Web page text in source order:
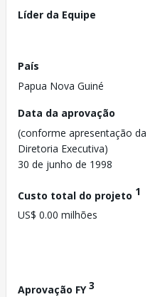
Líder da Equipe
País
Papua Nova Guiné
Data da aprovação
(conforme apresentação da
Diretoria Executiva)
30 de junho de 1998
Custo total do projeto 1
US$ 0.00 milhões
Aprovação FY3